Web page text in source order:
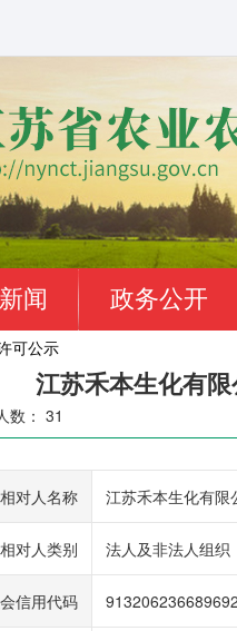
闻 政务公开
可公示
江苏禾本生化有限
数： 31
对人名称 江苏禾本生化有限
对人类别 法人及非法人组织
信用代码